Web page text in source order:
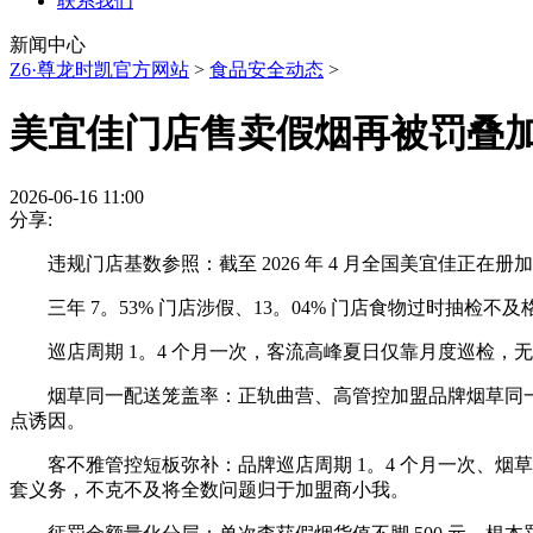
新闻中心
Z6·尊龙时凯官方网站 > 食品安全动态 >
美宜佳门店售卖假烟再被罚叠
2026-06-16 11:00
分享:
违规门店基数参照：截至 2026 年 4 月全国美宜佳正在册加
三年 7。53% 门店涉假、13。04% 门店食物过时抽检不及
巡店周期 1。4 个月一次，客流高峰夏日仅靠月度巡检，
烟草同一配送笼盖率：正轨曲营、高管控加盟品牌烟草同
点诱因。
客不雅管控短板弥补：品牌巡店周期 1。4 个月一次、烟草
套义务，不克不及将全数问题归于加盟商小我。